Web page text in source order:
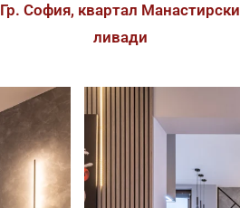
Гр. София, квартал Манастирски
ливади